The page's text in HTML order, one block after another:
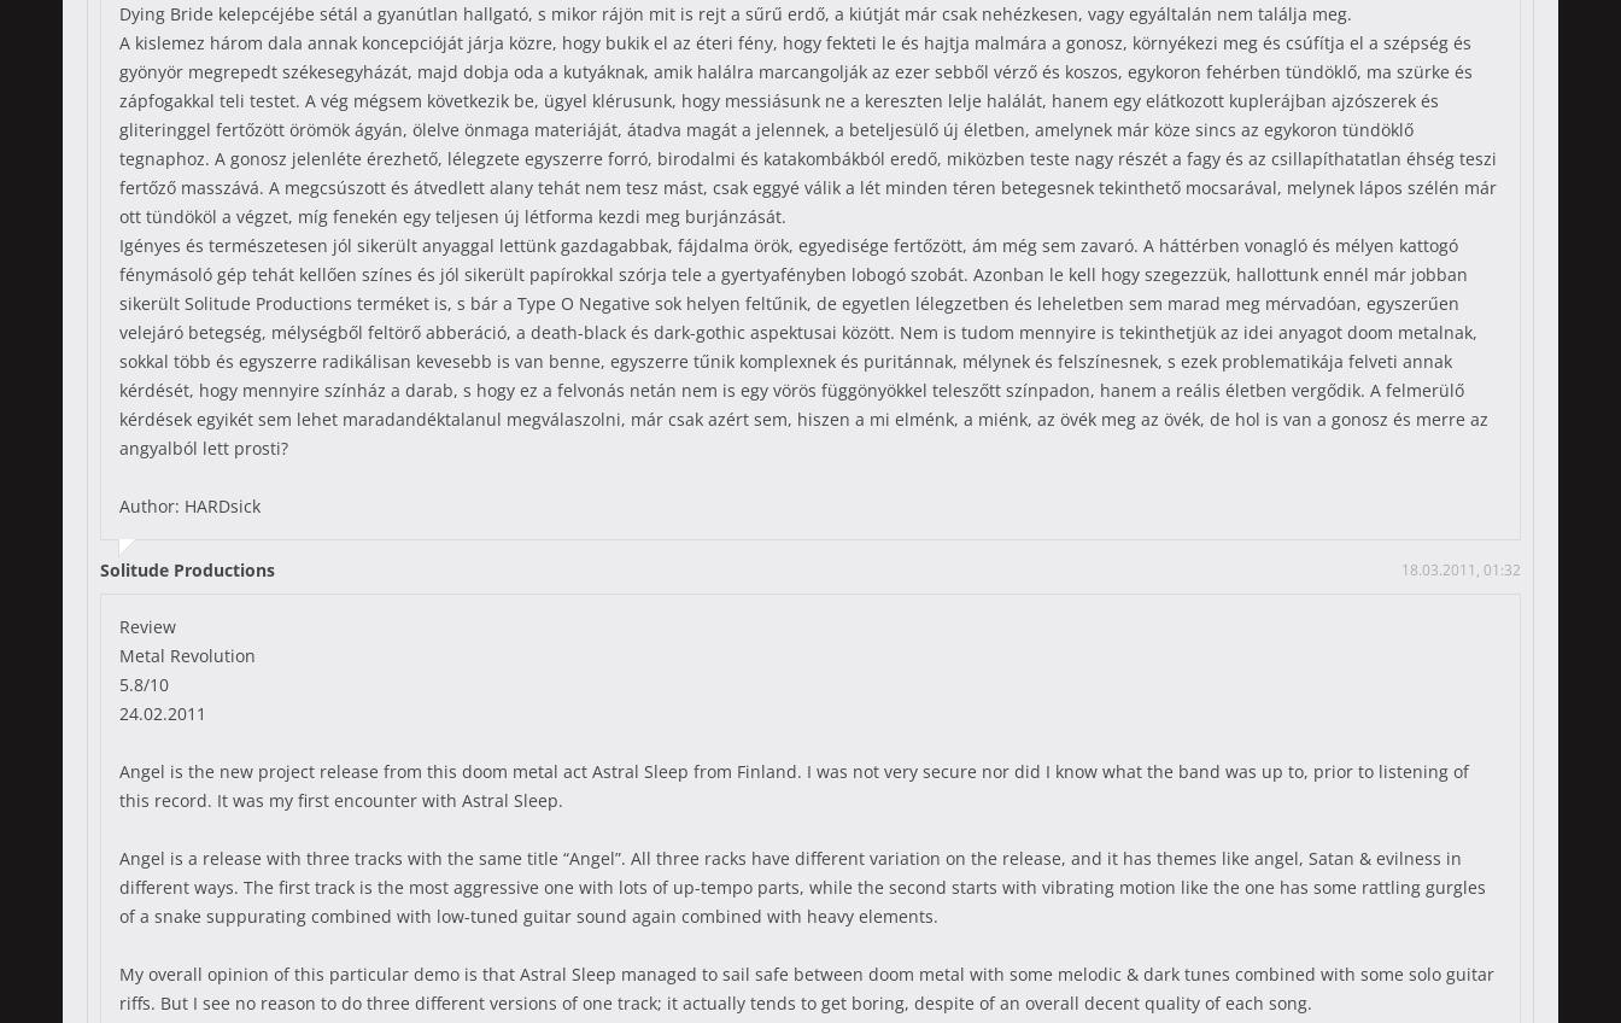
Dying Bride kelepcéjébe sétál a gyanútlan hallgató, s mikor rájön mit is rejt a sűrű erdő, a kiútját már csak nehézkesen, vagy egyáltalán nem találja meg.
A kislemez három dala annak koncepcióját járja közre, hogy bukik el az éteri fény, hogy fekteti le és hajtja malmára a gonosz, környékezi meg és csúfítja el a szépség és
gyönyör megrepedt székesegyházát, majd dobja oda a kutyáknak, amik halálra marcangolják az ezer sebből vérző és koszos, egykoron fehérben tündöklő, ma szürke és
zápfogakkal teli testet. A vég mégsem következik be, ügyel klérusunk, hogy messiásunk ne a kereszten lelje halálát, hanem egy elátkozott kuplerájban ajzószerek és
gliteringgel fertőzött örömök ágyán, ölelve önmaga materiáját, átadva magát a jelennek, a beteljesülő új életben, amelynek már köze sincs az egykoron tündöklő
tegnaphoz. A gonosz jelenléte érezhető, lélegzete egyszerre forró, birodalmi és katakombákból eredő, miközben teste nagy részét a fagy és az csillapíthatatlan éhség teszi
fertőző masszává. A megcsúszott és átvedlett alany tehát nem tesz mást, csak eggyé válik a lét minden téren betegesnek tekinthető mocsarával, melynek lápos szélén már
ott tündököl a végzet, míg fenekén egy teljesen új létforma kezdi meg burjánzását.
Igényes és természetesen jól sikerült anyaggal lettünk gazdagabbak, fájdalma örök, egyedisége fertőzött, ám még sem zavaró. A háttérben vonagló és mélyen kattogó
fénymásoló gép tehát kellően színes és jól sikerült papírokkal szórja tele a gyertyafényben lobogó szobát. Azonban le kell hogy szegezzük, hallottunk ennél már jobban
sikerült Solitude Productions terméket is, s bár a Type O Negative sok helyen feltűnik, de egyetlen lélegzetben és leheletben sem marad meg mérvadóan, egyszerűen
velejáró betegség, mélységből feltörő abberáció, a death-black és dark-gothic aspektusai között. Nem is tudom mennyire is tekinthetjük az idei anyagot doom metalnak,
sokkal több és egyszerre radikálisan kevesebb is van benne, egyszerre tűnik komplexnek és puritánnak, mélynek és felszínesnek, s ezek problematikája felveti annak
kérdését, hogy mennyire színház a darab, s hogy ez a felvonás netán nem is egy vörös függönyökkel teleszőtt színpadon, hanem a reális életben vergődik. A felmerülő
kérdések egyikét sem lehet maradandéktalanul megválaszolni, már csak azért sem, hiszen a mi elménk, a miénk, az övék meg az övék, de hol is van a gonosz és merre az
angyalból lett prosti?
Author: HARDsick
Solitude Productions 18.03.2011, 01:32
Review
Metal Revolution
5.8/10
24.02.2011
Angel is the new project release from this doom metal act Astral Sleep from Finland. I was not very secure nor did I know what the band was up to, prior to listening of
this record. It was my first encounter with Astral Sleep.
Angel is a release with three tracks with the same title “Angel”. All three racks have different variation on the release, and it has themes like angel, Satan & evilness in
different ways. The first track is the most aggressive one with lots of up-tempo parts, while the second starts with vibrating motion like the one has some rattling gurgles
of a snake suppurating combined with low-tuned guitar sound again combined with heavy elements.
My overall opinion of this particular demo is that Astral Sleep managed to sail safe between doom metal with some melodic & dark tunes combined with some solo guitar
riffs. But I see no reason to do three different versions of one track; it actually tends to get boring, despite of an overall decent quality of each song.